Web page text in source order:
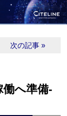
次の記事 »
働へ準備‐